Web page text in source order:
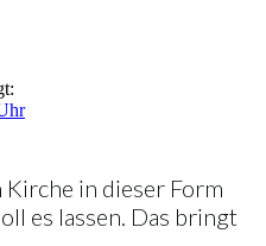
in dieser Form
es lassen. Das bringt